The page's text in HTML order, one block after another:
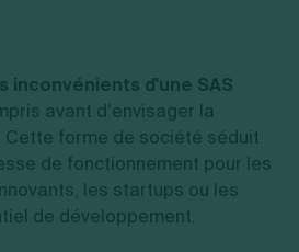
de forme juridique
la création
inconvénients d'une SAS
avant d’envisager la
Cette forme de société séduit
de fonctionnement pour les
les startups ou les
de développement.